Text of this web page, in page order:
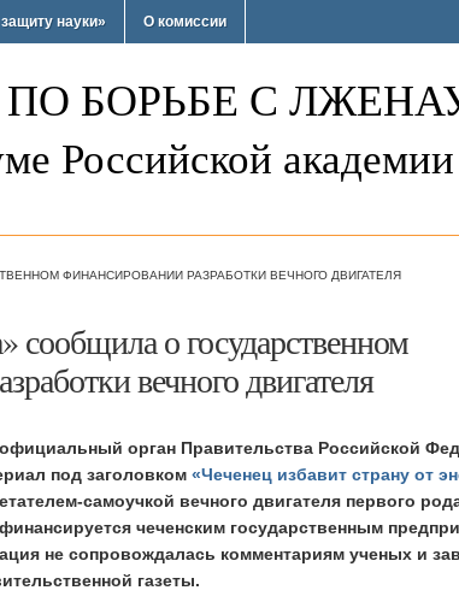
науки» О комиссии
БОРЬБЕ С
Российской
ФИНАНСИРОВАНИИ РАЗРАБОТКИ ВЕЧНОГО ДВИГАТЕЛЯ
сообщила о государственном
вечного двигателя
официальный орган Правительства Российской
под заголовком «Чеченец избавит страну от
самоучкой вечного двигателя первого
чеченским государственным
не сопровождалась комментариям ученых и
газеты.